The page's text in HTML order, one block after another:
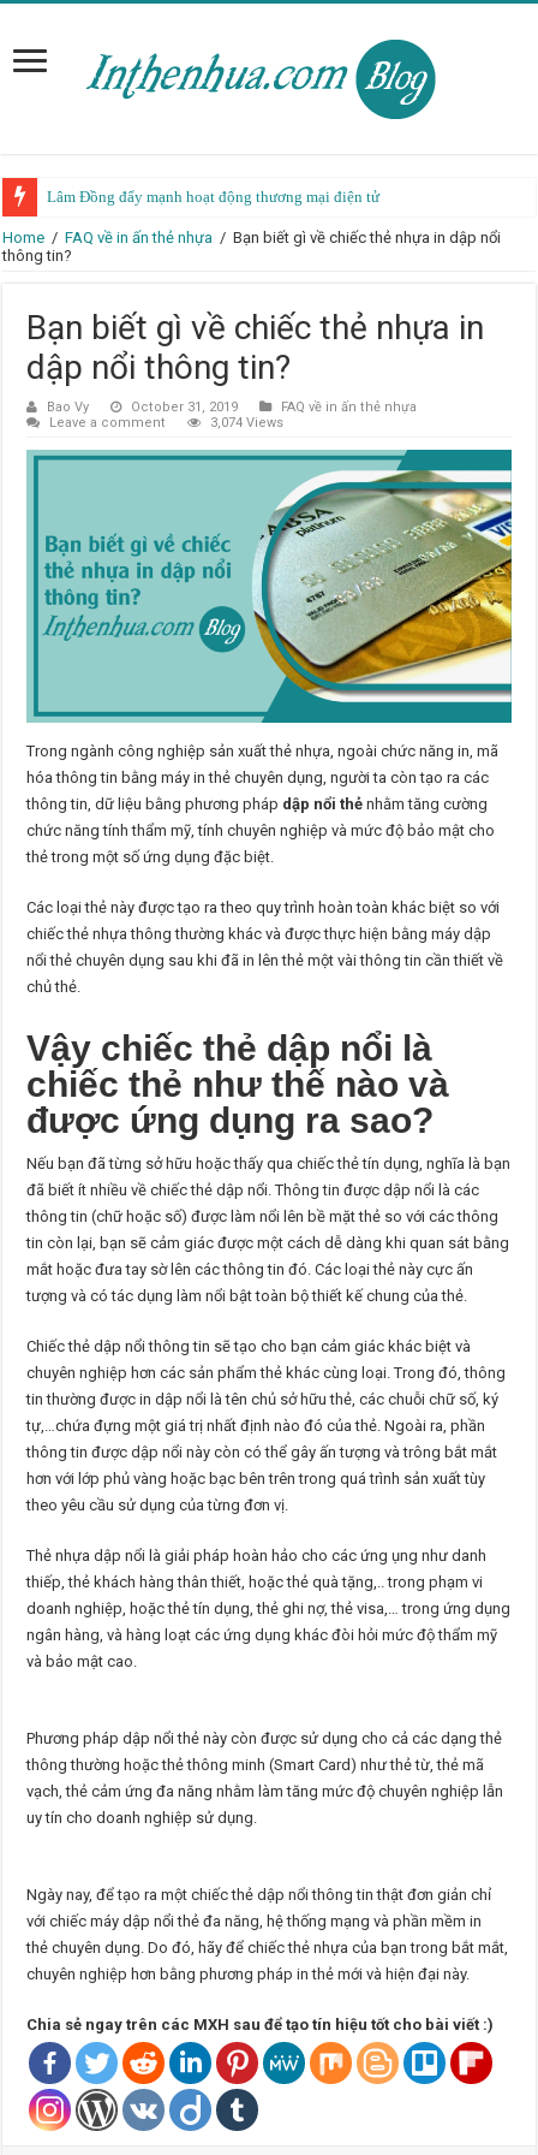
Lâm Đồng đẩy mạnh hoạt động thương mại điện tử
Home / FAQ về in ấn thẻ nhựa / Bạn biết gì về chiếc thẻ nhựa in dập nổi
thông tin?
Bạn biết gì về chiếc thẻ nhựa in
dập nổi thông tin?
Bao Vy October 31, 2019
FAQ về in ấn thẻ nhựa
Leave a comment
3,074 Views
Trong ngành công nghiệp sản xuất thẻ nhựa, ngoài chức năng in, mã
hóa thông tin bằng máy in thẻ chuyên dụng, người ta còn tạo ra các
thông tin, dữ liệu bằng phương pháp dập nổi thẻ nhằm tăng cường
chức năng tính thẩm mỹ, tính chuyên nghiệp và mức độ bảo mật cho
thẻ trong một số ứng dụng đặc biệt.
Các loại thẻ này được tạo ra theo quy trình hoàn toàn khác biệt so với
chiếc thẻ nhựa thông thường khác và được thực hiện bằng máy dập
nổi thẻ chuyên dụng sau khi đã in lên thẻ một vài thông tin cần thiết về
chủ thẻ.
Vậy chiếc thẻ dập nổi là
chiếc thẻ như thế nào và
được ứng dụng ra sao?
Nếu bạn đã từng sở hữu hoặc thấy qua chiếc thẻ tín dụng, nghĩa là bạn
đã biết ít nhiều về chiếc thẻ dập nổi. Thông tin được dập nổi là các
thông tin (chữ hoặc số) được làm nổi lên bề mặt thẻ so với các thông
tin còn lại, bạn sẽ cảm giác được một cách dễ dàng khi quan sát bằng
mắt hoặc đưa tay sờ lên các thông tin đó. Các loại thẻ này cực ấn
tượng và có tác dụng làm nổi bật toàn bộ thiết kế chung của thẻ.
Chiếc thẻ dập nổi thông tin sẽ tạo cho bạn cảm giác khác biệt và
chuyên nghiệp hơn các sản phẩm thẻ khác cùng loại. Trong đó, thông
tin thường được in dập nổi là tên chủ sở hữu thẻ, các chuỗi chữ số, ký
tự,…chứa đựng một giá trị nhất định nào đó của thẻ. Ngoài ra, phần
thông tin được dập nổi này còn có thể gây ấn tượng và trông bắt mắt
hơn với lớp phủ vàng hoặc bạc bên trên trong quá trình sản xuất tùy
theo yêu cầu sử dụng của từng đơn vị.
Thẻ nhựa dập nổi là giải pháp hoàn hảo cho các ứng ụng như danh
thiếp, thẻ khách hàng thân thiết, hoặc thẻ quà tặng,.. trong phạm vi
doanh nghiệp, hoặc thẻ tín dụng, thẻ ghi nợ, thẻ visa,… trong ứng dụng
ngân hàng, và hàng loạt các ứng dụng khác đòi hỏi mức độ thẩm mỹ
và bảo mật cao.
Phương pháp dập nổi thẻ này còn được sử dụng cho cả các dạng thẻ
thông thường hoặc thẻ thông minh (Smart Card) như thẻ từ, thẻ mã
vạch, thẻ cảm ứng đa năng nhằm làm tăng mức độ chuyên nghiệp lẫn
uy tín cho doanh nghiệp sử dụng.
Ngày nay, để tạo ra một chiếc thẻ dập nổi thông tin thật đơn giản chỉ
với chiếc máy dập nổi thẻ đa năng, hệ thống mạng và phần mềm in
thẻ chuyên dụng. Do đó, hãy để chiếc thẻ nhựa của bạn trong bắt mắt,
chuyên nghiệp hơn bằng phương pháp in thẻ mới và hiện đại này.
Chia sẻ ngay trên các MXH sau để tạo tín hiệu tốt cho bài viết :)